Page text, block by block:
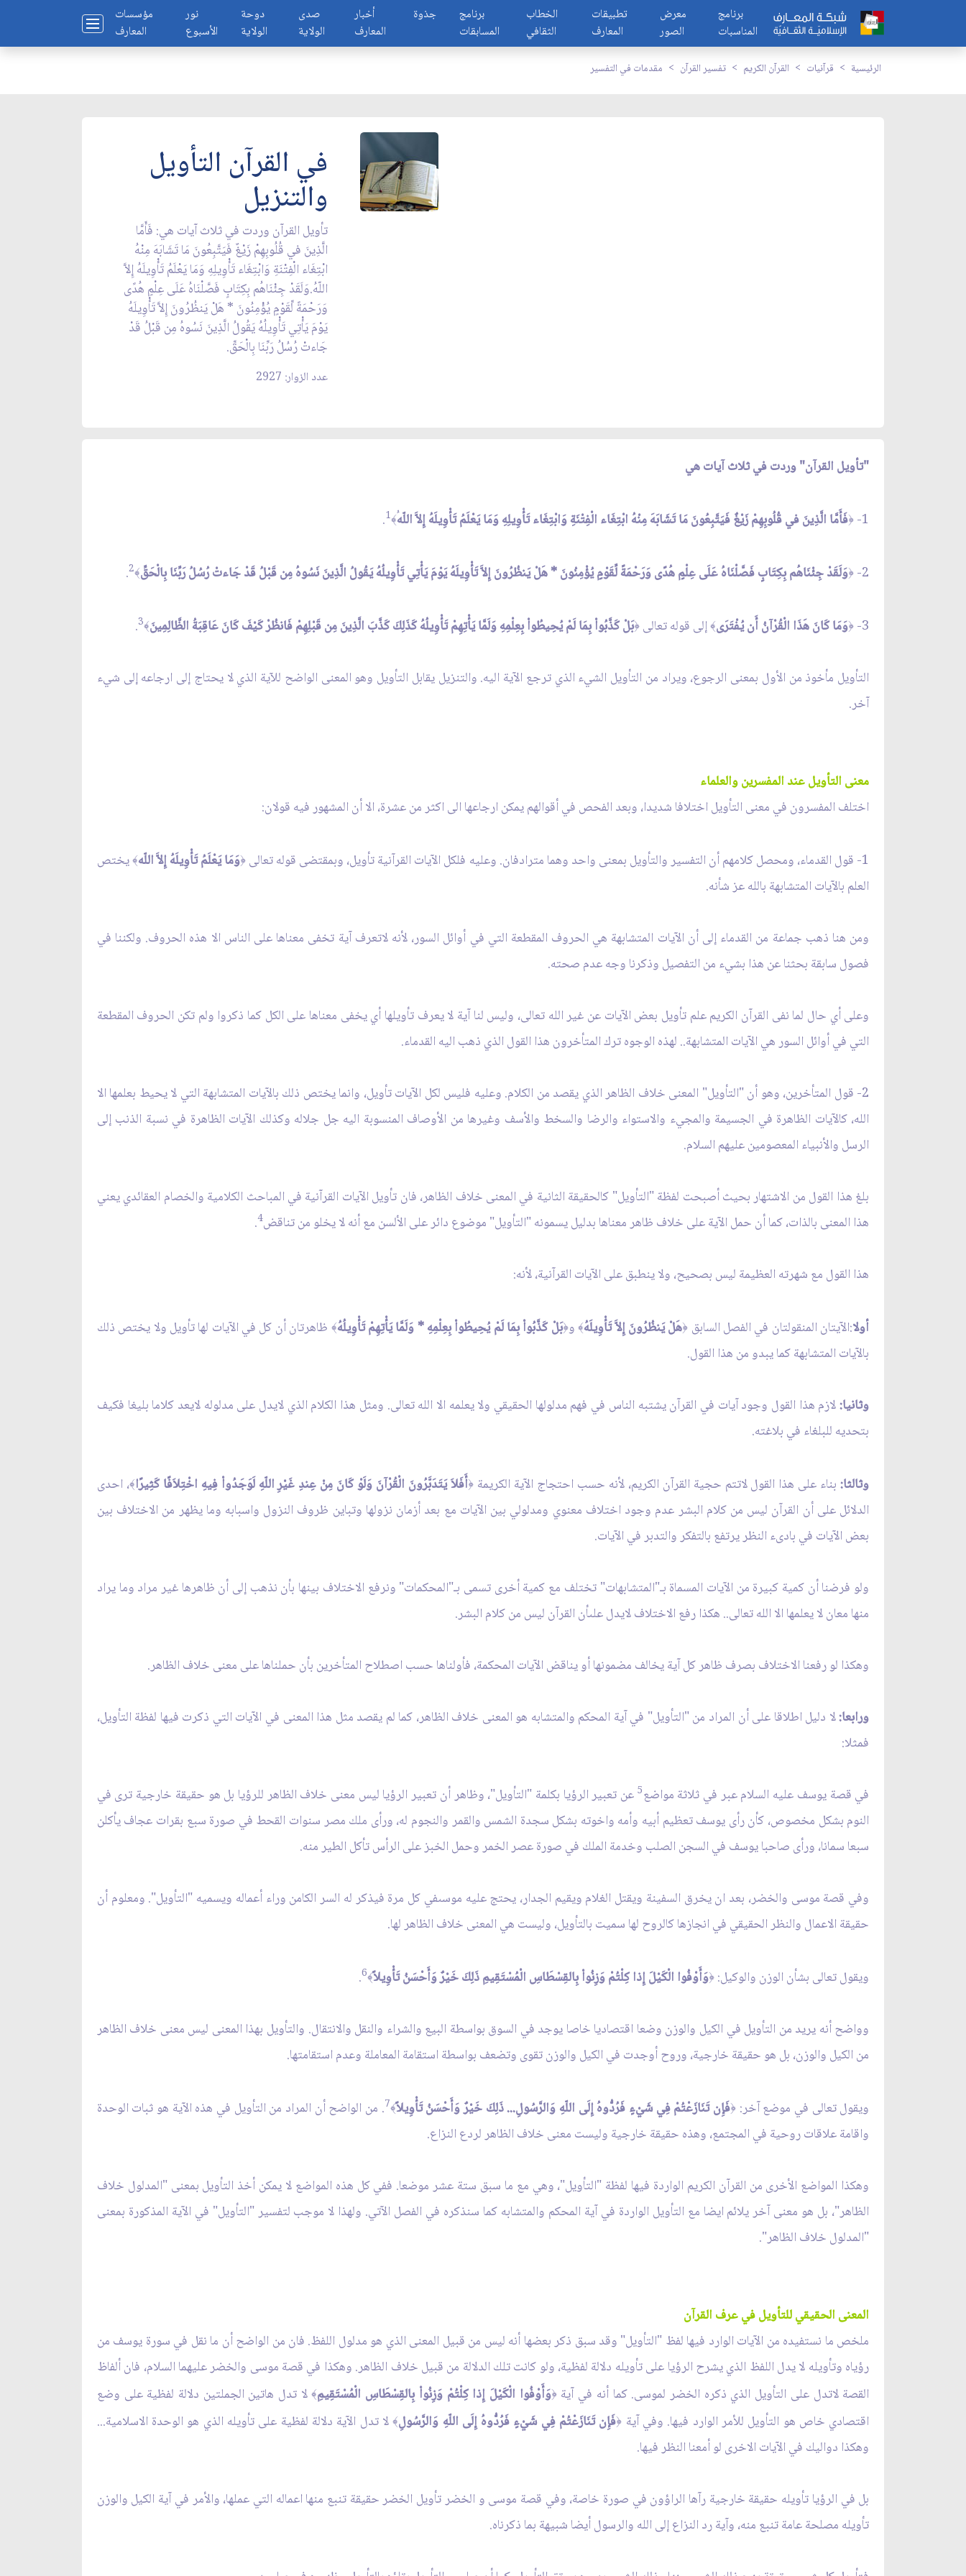
مؤسسات
المعارف
نور
الأسبوع
دوحة
الولاية
صدى
الولاية
أخبار
المعارف
جذوة
برنامج
المسابقات
الخطاب
الثقافي
تطبيقات
المعارف
معرض
الصور
برنامج
المناسبات
الرئيسية قرآنيات القرآن الكريم تفسير القرآن مقدمات في التفسير
في القرآن التأويل
والتنزيل
تأويل القرآن وردت في ثلاث آيات هي: فَأَمَّا
الَّذِينَ في قُلُوبِهِمْ زَيْغٌ فَيَتَّبِعُونَ مَا تَشَابَهَ مِنْهُ
ابْتِغَاء الْفِتْنَةِ وَابْتِغَاء تَأْوِيلِهِ وَمَا يَعْلَمُ تَأْوِيلَهُ إِلاَّ
اللّهُ.وَلَقَدْ جِئْنَاهُم بِكِتَابٍ فَصَّلْنَاهُ عَلَى عِلْمٍ هُدًى
وَرَحْمَةً لِّقَوْمٍ يُؤْمِنُونَ * هَلْ يَنظُرُونَ إِلاَّ تَأْوِيلَهُ
يَوْمَ يَأْتِي تَأْوِيلُهُ يَقُولُ الَّذِينَ نَسُوهُ مِن قَبْلُ قَدْ
جَاءتْ رُسُلُ رَبِّنَا بِالْحَقِّ.
عدد الزوار: 2927
"تأويل القرآن" وردت في ثلاث آيات هي
1- ﴿فَأَمَّا الَّذِينَ في قُلُوبِهِمْ زَيْغٌ فَيَتَّبِعُونَ مَا تَشَابَهَ مِنْهُ ابْتِغَاء الْفِتْنَةِ وَابْتِغَاء تَأْوِيلِهِ وَمَا يَعْلَمُ تَأْوِيلَهُ إِلاَّ اللّه﴾1
.
2- ﴿وَلَقَدْ جِئْنَاهُم بِكِتَابٍ فَصَّلْنَاهُ عَلَى عِلْمٍ هُدًى وَرَحْمَةً لِّقَوْمٍ يُؤْمِنُونَ * هَلْ يَنظُرُونَ إِلاَّ تَأْوِيلَهُ يَوْمَ يَأْتِي تَأْوِيلُهُ يَقُولُ الَّذِينَ نَسُوهُ مِن قَبْلُ قَدْ جَاءتْ رُسُلُ رَبِّنَا بِالْحَقِّ﴾2
.
3- ﴿وَمَا كَانَ هَذَا الْقُرْآنُ أَن يُفْتَرَى﴾إلى قوله تعالى ﴿بَلْ كَذَّبُواْ بِمَا لَمْ يُحِيطُواْ بِعِلْمِهِ وَلَمَّا يَأْتِهِمْ تَأْوِيلُهُ كَذَلِكَ كَذَّبَ الَّذِينَ مِن قَبْلِهِمْ فَانظُرْ كَيْفَ كَانَ عَاقِبَةُ الظَّالِمِينَ﴾3
.
التأويل مأخوذ من الأول بمعنى الرجوع، ويراد من التأويل الشيء الذي ترجع الآية اليه. والتنزيل يقابل التأويل وهو المعنى الواضح للآية الذي لا يحتاج إلى ارجاعه إلى شيء
آخر.
معنى التأويل عند المفسرين والعلماء
اختلف المفسرون في معنى التأويل اختلافا شديدا، وبعد الفحص في أقوالهم يمكن ارجاعها الى اكثر من عشرة، الا أن المشهور فيه قولان:
1- قول القدماء، ومحصل كلامهم أن التفسير والتأويل بمعنى واحد وهما مترادفان. وعليه فلكل الآيات القرآنية تأويل، وبمقتضى قوله تعالى ﴿وَمَا يَعْلَمُ تَأْوِيلَهُ إِلاَّ اللّه﴾ يختص
العلم بالآيات المتشابهة بالله عز شأنه.
ومن هنا ذهب جماعة من القدماء إلى أن الآيات المتشابهة هي الحروف المقطعة التي في أوائل السور، لأنه لاتعرف آية تخفى معناها على الناس الا هذه الحروف. ولكننا في
فصول سابقة بحثنا عن هذا بشيء من التفصيل وذكرنا وجه عدم صحته.
وعلى أي حال لما نفى القرآن الكريم علم تأويل بعض الآيات عن غير الله تعالى، وليس لنا آية لا يعرف تأويلها أي يخفى معناها على الكل كما ذكروا ولم تكن الحروف المقطعة
التي في أوائل السور هي الآيات المتشابهة.. لهذه الوجوه ترك المتأخرون هذا القول الذي ذهب اليه القدماء.
2- قول المتأخرين، وهو أن "التأويل" المعنى خلاف الظاهر الذي يقصد من الكلام. وعليه فليس لكل الآيات تأويل، وانما يختص ذلك بالآيات المتشابهة التي لا يحيط بعلمها الا
الله، كالآيات الظاهرة في الجسيمة والمجيء والاستواء والرضا والسخط والأسف وغيرها من الأوصاف المنسوبة اليه جل جلاله وكذلك الآيات الظاهرة في نسبة الذنب إلى
الرسل والأنبياء المعصومين عليهم السلام.
بلغ هذا القول من الاشتهار بحيث أصبحت لفظة "التأويل" كالحقيقة الثانية في المعنى خلاف الظاهر، فان تأويل الآيات القرآنية في المباحث الكلامية والخصام العقائدي يعني
هذا المعنى بالذات، كما أن حمل الآية على خلاف ظاهر معناها بدليل يسمونه "التأويل" موضوع دائر على الألسن مع أنه لا يخلو من تناقض4
.
هذا القول مع شهرته العظيمة ليس بصحيح، ولا ينطبق على الآيات القرآنية، لأنه:
أولا:الآيتان المنقولتان في الفصل السابق ﴿هَلْ يَنظُرُونَ إِلاَّ تَأْوِيلَهُ﴾و﴿بَلْ كَذَّبُواْ بِمَا لَمْ يُحِيطُواْ بِعِلْمِهِ *وَلَمَّا يَأْتِهِمْ تَأْوِيلُهُ﴾ ظاهرتان أن كل في الآيات لها تأويل ولا يختص ذلك
بالآيات المتشابهة كما يبدو من هذا القول.
وثانيا:لازم هذا القول وجود آيات في القرآن يشتبه الناس في فهم مدلولها الحقيقي ولا يعلمه الا الله تعالى. ومثل هذا الكلام الذي لايدل على مدلوله لايعد كلاما بليغا فكيف
بتحديه للبلغاء في بلاغته.
وثالثا:بناء على هذا القول لاتتم حجية القرآن الكريم، لأنه حسب احتجاج الآية الكريمة ﴿أَفَلاَ يَتَدَبَّرُونَ الْقُرْآنَ وَلَوْ كَانَ مِنْ عِندِ غَيْرِ اللّهِ لَوَجَدُواْ فِيهِ اخْتِلاَفًا كَثِيرًا﴾، احدى
الدلائل على أن القرآن ليس من كلام البشر عدم وجود اختلاف معنوي ومدلولي بين الآيات مع بعد أزمان نزولها وتباين ظروف النزول واسبابه وما يظهر من الاختلاف بين
بعض الآيات في بادىء النظر يرتفع بالتفكر والتدبر في الآيات.
ولو فرضنا أن كمية كبيرة من الآيات المسماة بـ"المتشابهات" تختلف مع كمية أخرى تسمى بـ"المحكمات" ونرفع الاختلاف بينها بأن نذهب إلى أن ظاهرها غير مراد وما يراد
منها معان لا يعلمها الا الله تعالى.. هكذا رفع الاختلاف لايدل علىأن القرآن ليس من كلام البشر.
وهكذا لو رفعنا الاختلاف بصرف ظاهر كل آية يخالف مضمونها أو يناقض الآيات المحكمة، فأولناها حسب اصطلاح المتأخرين بأن حملناها على معنى خلاف الظاهر.
ورابعا:لا دليل اطلاقا على أن المراد من "التأويل" في آية المحكم والمتشابه هو المعنى خلاف الظاهر، كما لم يقصد مثل هذا المعنى في الآيات التي ذكرت فيها لفظة التأويل،
فمثلا:
في قصة يوسف عليه السلام عبر في ثلاثة مواضع5 عن تعبير الرؤيا بكلمة "التأويل"، وظاهر أن تعبير الرؤيا ليس معنى خلاف الظاهر للرؤيا بل هو حقيقة خارجية ترى في
النوم بشكل مخصوص، كأن رأى يوسف تعظيم أبيه وأمه واخوته بشكل سجدة الشمس والقمر والنجوم له، ورأى ملك مصر سنوات القحط في صورة سبع بقرات عجاف يأكلن
سبعا سمانا، ورأى صاحبا يوسف في السجن الصلب وخدمة الملك في صورة عصر الخمر وحمل الخبز على الرأس تأكل الطير منه.
وفي قصة موسى والخضر، بعد ان يخرق السفينة ويقتل الغلام ويقيم الجدار، يحتج عليه موسىفي كل مرة فيذكر له السر الكامن وراء أعماله ويسميه "التأويل". ومعلوم أن
حقيقة الاعمال والنظر الحقيقي في انجازها كالروح لها سميت بالتأويل، وليست هي المعنى خلاف الظاهر لها.
ويقول تعالى بشأن الوزن والوكيل: ﴿وَأَوْفُوا الْكَيْلَ إِذا كِلْتُمْ وَزِنُواْ بِالقِسْطَاسِ الْمُسْتَقِيمِ ذَلِكَ خَيْرٌ وَأَحْسَنُ تَأْوِيلاً﴾6
.
وواضح أنه يريد من التأويل في الكيل والوزن وضعا اقتصاديا خاصا يوجد في السوق بواسطة البيع والشراء والنقل والانتقال. والتأويل بهذا المعنى ليس معنى خلاف الظاهر
من الكيل والوزن، بل هو حقيقة خارجية، وروح أوجدت في الكيل والوزن تقوى وتضعف بواسطة استقامة المعاملة وعدم استقامتها.
ويقول تعالى في موضع آخر:﴿فَإِن تَنَازَعْتُمْ فِي شَيْءٍ فَرُدُّوهُ إِلَى اللّهِ وَالرَّسُولِ... ذَلِكَ خَيْرٌ وَأَحْسَنُ تَأْوِيلاً﴾7. من الواضح أن المراد من التأويل في هذه الآية هو ثبات الوحدة
واقامة علاقات روحية في المجتمع، وهذه حقيقة خارجية وليست معنى خلاف الظاهر لردع النزاع.
وهكذا المواضع الأخرى من القرآن الكريم الواردة فيها لفظة "التأويل"، وهي مع ما سبق ستة عشر موضعا. ففي كل هذه المواضع لا يمكن أخذ التأويل بمعنى "المدلول خلاف
الظاهر"، بل هو معنى آخر يلائم ايضا مع التأويل الواردة في آية المحكم والمتشابه كما سنذكره في الفصل الآتي. ولهذا لا موجب لتفسير "التأويل" في الآية المذكورة بمعنى
"المدلول خلاف الظاهر".
المعنى الحقيقي للتأويل في عرف القرآن
ملخص ما نستفيده من الآيات الوارد فيها لفظ "التأويل" وقد سبق ذكر بعضها أنه ليس من قبيل المعنى الذي هو مدلول اللفظ. فان من الواضح أن ما نقل في سورة يوسف من
رؤياه وتأويله لا يدل اللفظ الذي يشرح الرؤيا على تأويله دلالة لفظية، ولو كانت تلك الدلالة من قبيل خلاف الظاهر. وهكذا في قصة موسى والخضر عليهما السلام، فان ألفاظ
القصة لاتدل على التأويل الذي ذكره الخضر لموسى. كما أنه في آية﴿وَأَوْفُوا الْكَيْلَ إِذا كِلْتُمْ وَزِنُواْ بِالقِسْطَاسِ الْمُسْتَقِيمِ﴾لا تدل هاتين الجملتين دلالة لفظية على وضع
اقتصادي خاص هو التأويل للأمر الوارد فيها. وفي آية ﴿فَإِن تَنَازَعْتُمْ فِي شَيْءٍ فَرُدُّوهُ إِلَى اللّهِ وَالرَّسُولِ﴾لا تدل الآية دلالة لفظية على تأويله الذي هو الوحدة الاسلامية...
وهكذا دواليك في الآيات الاخرى لو أمعنا النظر فيها.
بل في الرؤيا تأويله حقيقة خارجية رآها الراؤون في صورة خاصة، وفي قصة موسى و الخضر تأويل الخضر حقيقة تنبع منها اعماله التي عملها، والأمر في آية الكيل والوزن
تأويله مصلحة عامة تنبع منه، وآية رد النزاع إلى الله والرسول أيضا شبيهة بما ذكرناه.